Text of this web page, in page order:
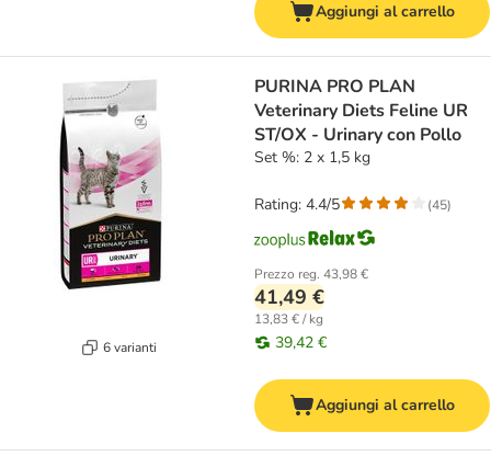
Aggiungi al carrello
6 varianti
PURINA PRO PLAN
Veterinary Diets Feline UR
ST/OX - Urinary con Pollo
Set %: 2 x 1,5 kg
Prezzo reg. 43,98 €
41,49 €
13,83 € / kg
39,42 €
Rating: 4.4/5 (45)
Aggiungi al carrello